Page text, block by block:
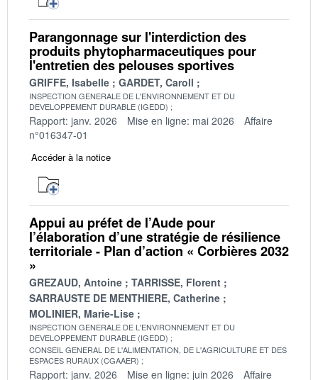
Parangonnage sur l'interdiction des
produits phytopharmaceutiques pour
l'entretien des pelouses sportives
GRIFFE, Isabelle GARDET, Caroll
INSPECTION GENERALE DE L'ENVIRONNEMENT ET DU
DEVELOPPEMENT DURABLE (IGEDD)
Rapport: janv. 2026 Mise en ligne: mai 2026
Affaire
n°016347-01
Accéder à la notice
Appui au préfet de l’Aude pour
l’élaboration d’une stratégie de résilience
territoriale - Plan d’action « Corbières 2032
»
GREZAUD, Antoine
TARRISSE, Florent
SARRAUSTE DE MENTHIERE, Catherine
MOLINIER, Marie-Lise
INSPECTION GENERALE DE L'ENVIRONNEMENT ET DU
DEVELOPPEMENT DURABLE (IGEDD)
CONSEIL GENERAL DE L'ALIMENTATION, DE L'AGRICULTURE ET DES
ESPACES RURAUX (CGAAER)
Rapport: janv. 2026 Mise en ligne: juin 2026
Affaire